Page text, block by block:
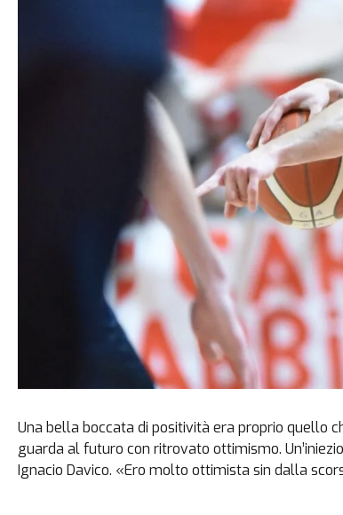
Una bella boccata di positività era proprio quello
guarda al futuro con ritrovato ottimismo.
Ignacio Davico. «Ero molto ottimista sin dalla